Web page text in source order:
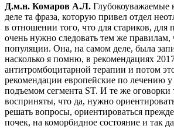
Д.м.н. Комаров А.Л. Глубокоуважаемые
деле та фраза, которую привел отдел
в отношении того, что для стариков,
очень нужно следовать тем же
популяции. Она, на самом деле, была
насколько я помню, в рекомендациях
антитромбоцитарной терапии и потом
рекомендации европейские по лечению
подъемом сегмента ST. И те же
восприняты, что да, нужно
решать вопросы, ориентироваться
почек, на коморбидное состояние и так